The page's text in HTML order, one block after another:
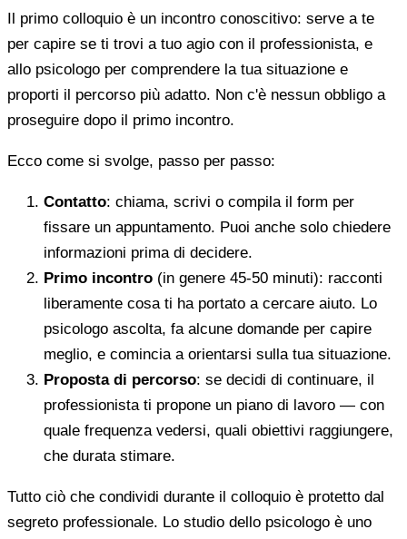
Il primo colloquio è un incontro conoscitivo: serve a te
per capire se ti trovi a tuo agio con il professionista, e
allo psicologo per comprendere la tua situazione e
proporti il percorso più adatto. Non c'è nessun obbligo a
proseguire dopo il primo incontro.
Ecco come si svolge, passo per passo:
Contatto: chiama, scrivi o compila il form per
fissare un appuntamento. Puoi anche solo chiedere
informazioni prima di decidere.
Primo incontro (in genere 45-50 minuti): racconti
liberamente cosa ti ha portato a cercare aiuto. Lo
psicologo ascolta, fa alcune domande per capire
meglio, e comincia a orientarsi sulla tua situazione.
Proposta di percorso: se decidi di continuare, il
professionista ti propone un piano di lavoro — con
quale frequenza vedersi, quali obiettivi raggiungere,
che durata stimare.
Tutto ciò che condividi durante il colloquio è protetto dal
segreto professionale. Lo studio dello psicologo è uno